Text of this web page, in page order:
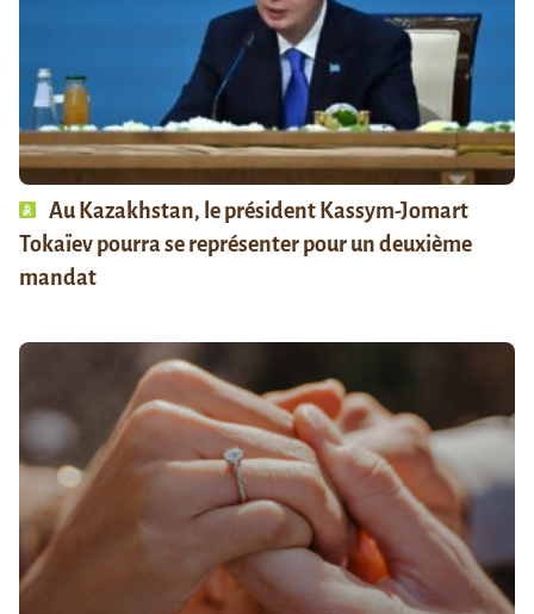
Au Kazakhstan, le président Kassym-Jomart
Tokaïev pourra se représenter pour un deuxième
mandat